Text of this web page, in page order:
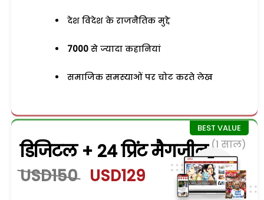
देश विदेश के राजनैतिक मुद्दे
7000 से ज्यादा कहानियां
समाजिक समस्याओं पर चोट करते लेख
डिजिटल + 24 प्रिंट मैगजीन (1 साल)
USD150 USD129